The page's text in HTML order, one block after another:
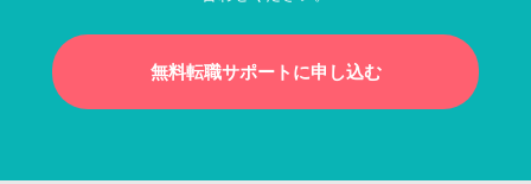
無料転職サポートに申し込む